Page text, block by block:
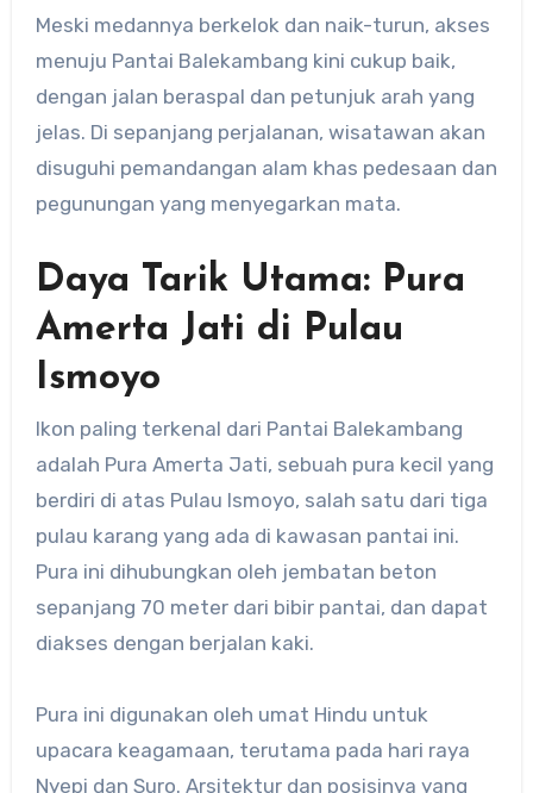
Meski medannya berkelok dan naik-turun, akses
menuju Pantai Balekambang kini cukup baik,
dengan jalan beraspal dan petunjuk arah yang
jelas. Di sepanjang perjalanan, wisatawan akan
disuguhi pemandangan alam khas pedesaan dan
pegunungan yang menyegarkan mata.
Daya Tarik Utama: Pura
Amerta Jati di Pulau
Ismoyo
Ikon paling terkenal dari Pantai Balekambang
adalah Pura Amerta Jati, sebuah pura kecil yang
berdiri di atas Pulau Ismoyo, salah satu dari tiga
pulau karang yang ada di kawasan pantai ini.
Pura ini dihubungkan oleh jembatan beton
sepanjang 70 meter dari bibir pantai, dan dapat
diakses dengan berjalan kaki.
Pura ini digunakan oleh umat Hindu untuk
upacara keagamaan, terutama pada hari raya
Nyepi dan Suro. Arsitektur dan posisinya yang